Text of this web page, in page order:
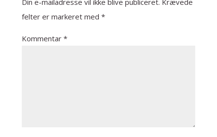
Din e-mailadresse vil ikke blive publiceret. Krævede
felter er markeret med *
Kommentar *